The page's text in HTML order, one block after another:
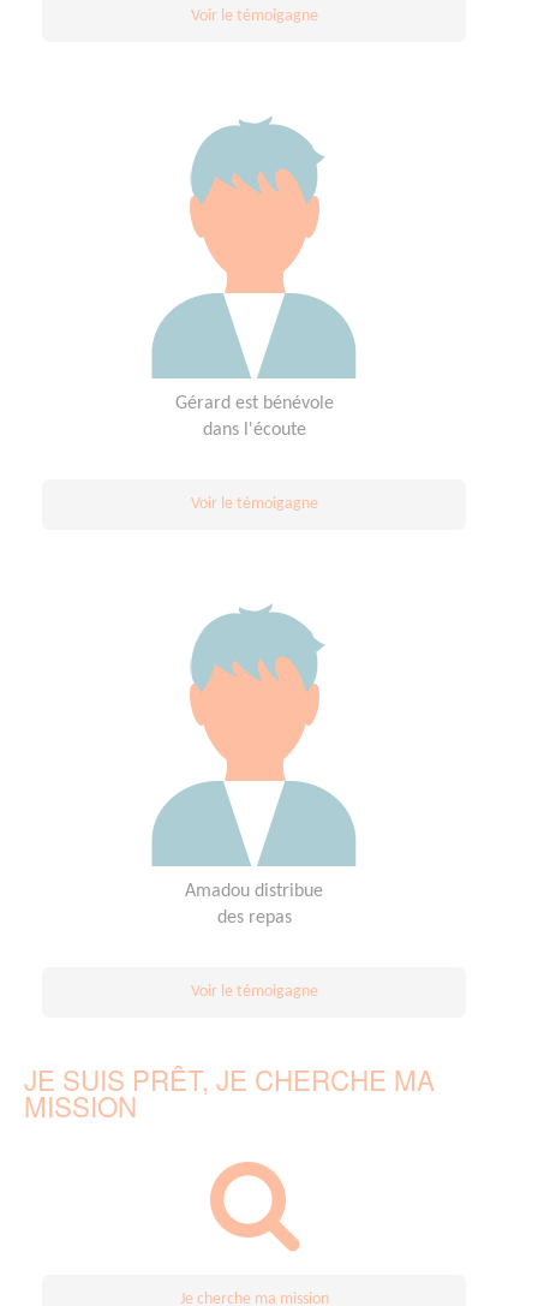
Voir le témoigagne
Gérard est bénévole
dans l'écoute
Voir le témoigagne
Amadou distribue
des repas
Voir le témoigagne
JE SUIS PRÊT, JE CHERCHE MA
MISSION
Je cherche ma mission